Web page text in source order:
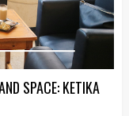
SPACE: KETIKA